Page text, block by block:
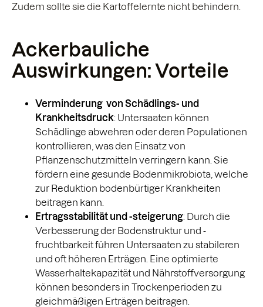
Zudem sollte sie die Kartoffelernte nicht behindern.
Ackerbauliche
Auswirkungen: Vorteile
Verminderung von Schädlings- und
Krankheitsdruck: Untersaaten können
Schädlinge abwehren oder deren Populationen
kontrollieren, was den Einsatz von
Pflanzenschutzmitteln verringern kann. Sie
fördern eine gesunde Bodenmikrobiota, welche
zur Reduktion bodenbürtiger Krankheiten
beitragen kann.
Ertragsstabilität und -steigerung: Durch die
Verbesserung der Bodenstruktur und -
fruchtbarkeit führen Untersaaten zu stabileren
und oft höheren Erträgen. Eine optimierte
Wasserhaltekapazität und Nährstoffversorgung
können besonders in Trockenperioden zu
gleichmäßigen Erträgen beitragen.